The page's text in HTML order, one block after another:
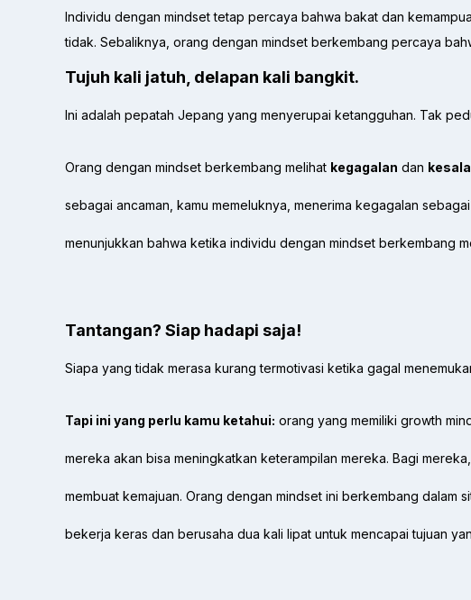
Individu dengan mindset tetap percaya bahwa bakat dan
tidak. Sebaliknya, orang dengan mindset berkembang percaya
Tujuh kali jatuh, delapan kali bangkit.
Ini adalah pepatah Jepang yang menyerupai ketangguhan. Tak
Orang dengan mindset berkembang melihat kegagalan dan
sebagai ancaman, kamu memeluknya, menerima kegagalan
menunjukkan bahwa ketika individu dengan mindset berkembang
Tantangan? Siap hadapi saja!
Siapa yang tidak merasa kurang termotivasi ketika gagal
Tapi ini yang perlu kamu ketahui: orang yang memiliki growth
mereka akan bisa meningkatkan keterampilan mereka. Bagi
membuat kemajuan. Orang dengan mindset ini berkembang dalam
bekerja keras dan berusaha dua kali lipat untuk mencapai tujuan